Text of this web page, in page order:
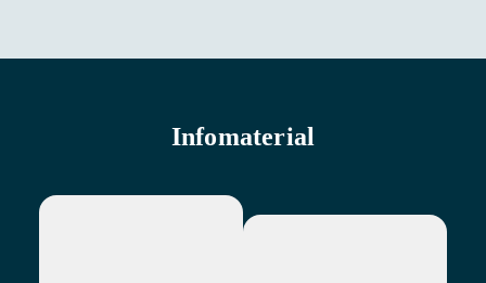
Infomaterial